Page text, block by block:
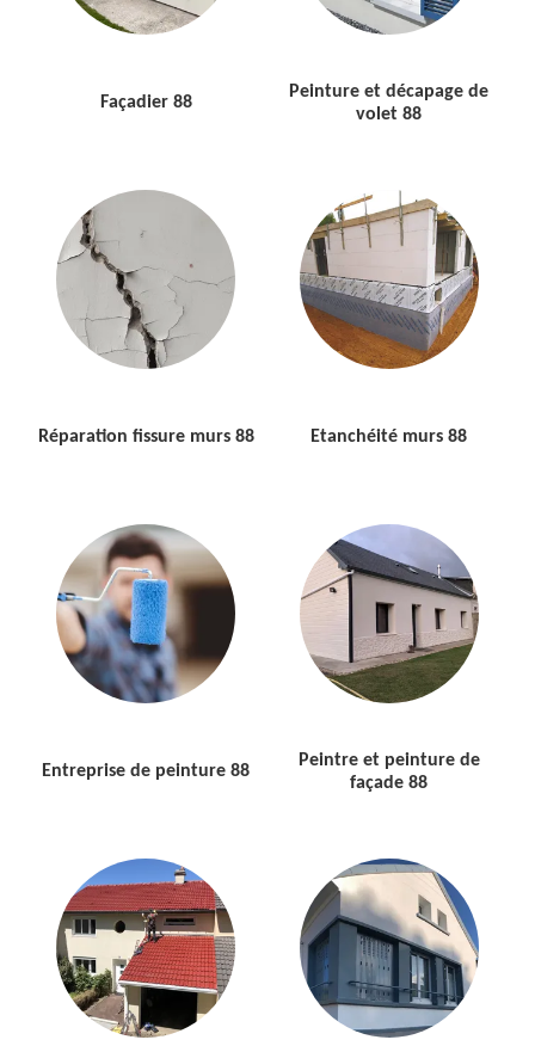
Façadier 88
Peinture et décapage de
volet 88
Réparation fissure murs 88 Etanchéité murs 88
Entreprise de peinture 88
Peintre et peinture de
façade 88